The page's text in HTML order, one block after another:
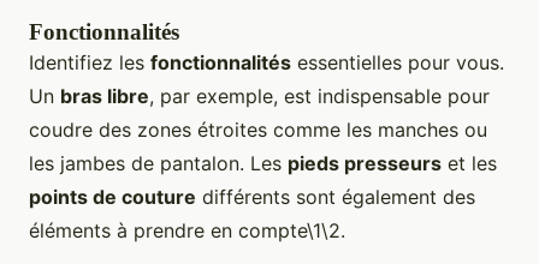
Fonctionnalités
Identifiez les fonctionnalités essentielles pour vous.
Un bras libre, par exemple, est indispensable pour
coudre des zones étroites comme les manches ou
les jambes de pantalon. Les pieds presseurs et les
points de couture différents sont également des
éléments à prendre en compte\1\2.